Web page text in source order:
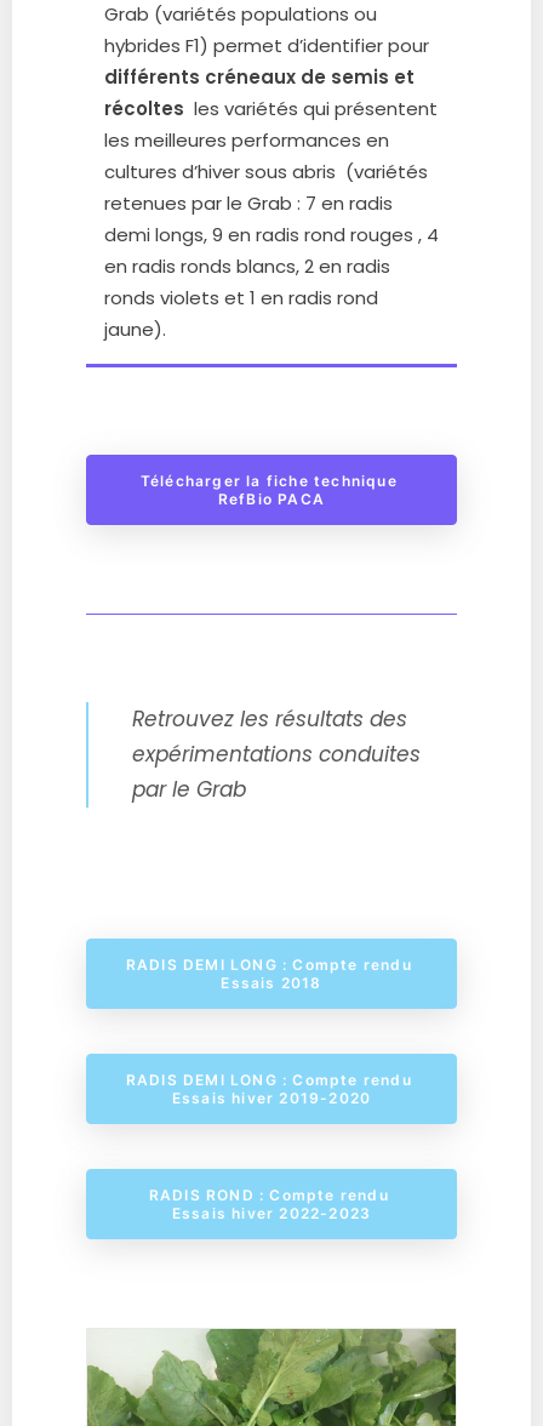
Grab (variétés populations ou
hybrides F1) permet d’identifier pour
différents créneaux de semis et
récoltes les variétés qui présentent
les meilleures performances en
cultures d’hiver sous abris (variétés
retenues par le Grab : 7 en radis
demi longs, 9 en radis rond rouges , 4
en radis ronds blancs, 2 en radis
ronds violets et 1 en radis rond
jaune).
Télécharger la fiche technique
RefBio PACA
Retrouvez les résultats des
expérimentations conduites
par le Grab
RADIS DEMI LONG : Compte rendu
Essais 2018
RADIS DEMI LONG : Compte rendu
Essais hiver 2019-2020
RADIS ROND : Compte rendu
Essais hiver 2022-2023